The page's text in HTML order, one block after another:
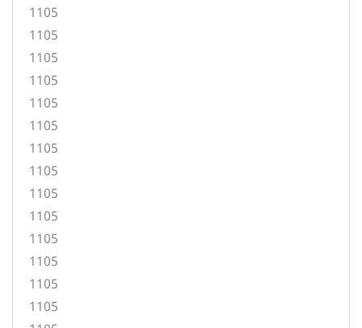
1105
1105
1105
1105
1105
1105
1105
1105
1105
1105
1105
1105
1105
1105